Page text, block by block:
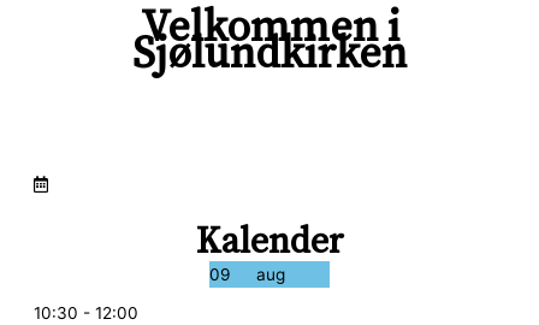
Velkommen i
Sjølundkirken
Kalender
09
aug
10:30 - 12:00